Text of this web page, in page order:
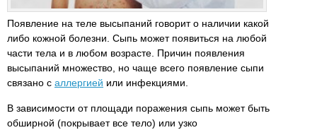
Появление на теле высыпаний говорит о наличии какой
либо кожной болезни. Сыпь может появиться на любой
части тела и в любом возрасте. Причин появления
высыпаний множество, но чаще всего появление сыпи
связано с аллергией или инфекциями.
В зависимости от площади поражения сыпь может быть
обширной (покрывает все тело) или узко